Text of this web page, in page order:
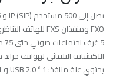
FXO ومنفذان FXS للهاتف التناظري ،
5 غرف اجتماعات صوتي حتى 75 طرف
الاكتشاف التلقائي لهواتف
يحتوي علة منافذ: USB 2.0 * 1 و USB 3.0 * 1 و SD card * 1